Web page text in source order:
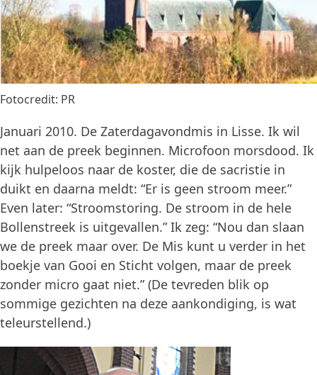
Fotocredit: PR
Januari 2010. De Zaterdagavondmis in Lisse. Ik wil
net aan de preek beginnen. Microfoon morsdood. Ik
kijk hulpeloos naar de koster, die de sacristie in
duikt en daarna meldt: “Er is geen stroom meer.”
Even later: “Stroomstoring. De stroom in de hele
Bollenstreek is uitgevallen.” Ik zeg: “Nou dan slaan
we de preek maar over. De Mis kunt u verder in het
boekje van Gooi en Sticht volgen, maar de preek
zonder micro gaat niet.” (De tevreden blik op
sommige gezichten na deze aankondiging, is wat
teleurstellend.)